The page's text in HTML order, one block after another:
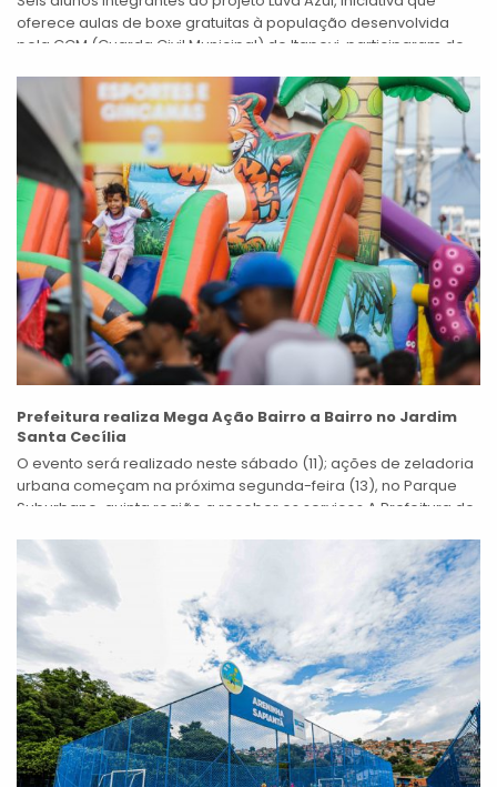
oferece aulas de boxe gratuitas à população desenvolvida
pela GCM (Guarda Civil Municipal) de Itapevi, participaram do
Prefeitura realiza Mega Ação Bairro a Bairro no Jardim
Santa Cecília
O evento será realizado neste sábado (11); ações de zeladoria
urbana começam na próxima segunda-feira (13), no Parque
Suburbano, quinta região a receber os serviços A Prefeitura de